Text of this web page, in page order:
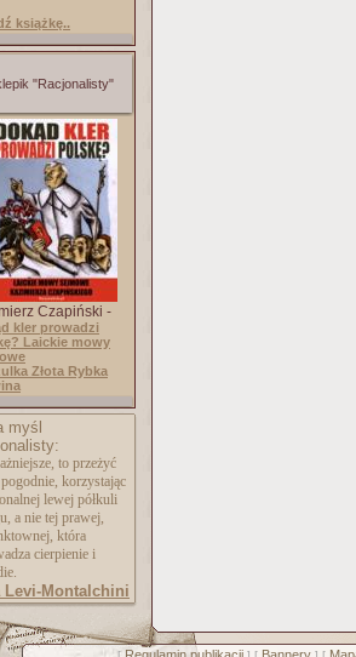
książkę..
"Racjonalisty"
Czapiński -
kler prowadzi
Laickie mowy
Złota Rybka
myśl
to przeżyć
korzystając
lewej półkuli
a nie tej prawej,
która
cierpienie i
Levi-Montalchini